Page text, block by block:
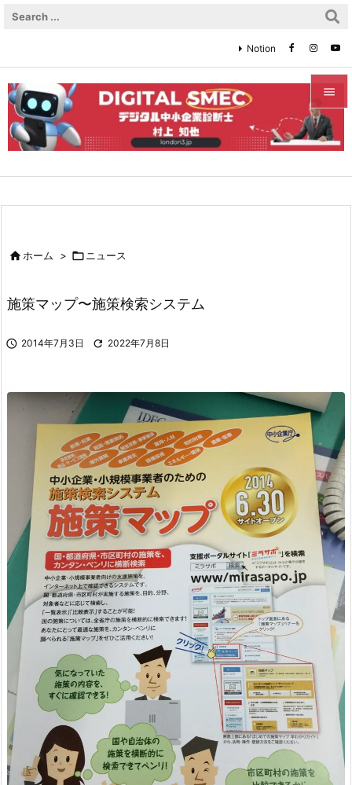


メニュ

Notion
ホーム >  ニュース
施策マップ〜施策検索システム
 2014年7月3日  2022年7月8日